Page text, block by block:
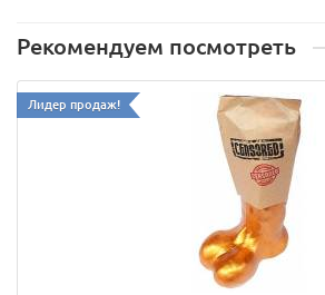
Рекомендуем посмотреть
Лидер продаж!